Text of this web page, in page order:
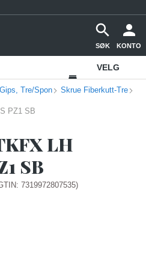
SØK KONTO
VELG
VAREHUS
Tre/Spon Skrue Fiberkutt-Tre
PZ1 SB
LH
SB
7319972807535)